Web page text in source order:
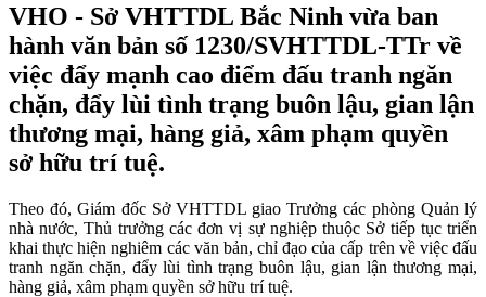
VHO - Sở VHTTDL Bắc Ninh vừa ban
hành văn bản số 1230/SVHTTDL-TTr về
việc đẩy mạnh cao điểm đấu tranh ngăn
chặn, đẩy lùi tình trạng buôn lậu, gian lận
thương mại, hàng giả, xâm phạm quyền
sở hữu trí tuệ.
Theo đó, Giám đốc Sở VHTTDL giao Trưởng các phòng Quản lý
nhà nước, Thủ trưởng các đơn vị sự nghiệp thuộc Sở tiếp tục triển
khai thực hiện nghiêm các văn bản, chỉ đạo của cấp trên về việc đấu
tranh ngăn chặn, đẩy lùi tình trạng buôn lậu, gian lận thương mại,
hàng giả, xâm phạm quyền sở hữu trí tuệ.